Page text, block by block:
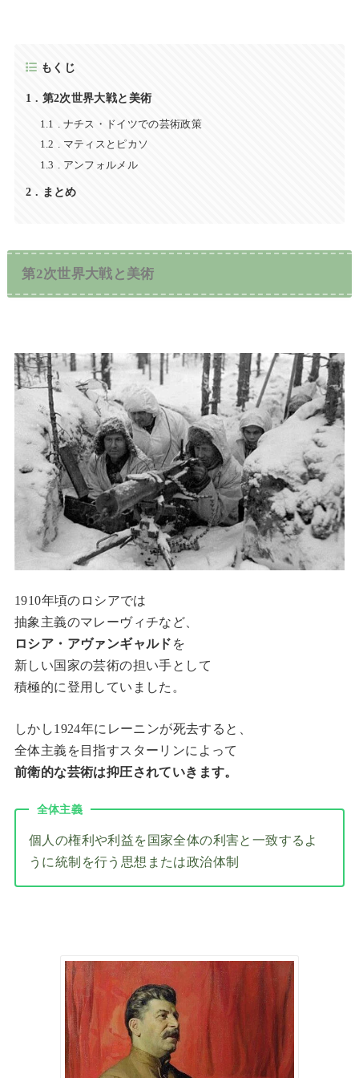
もくじ
1 第2次世界大戦と美術
1.1
ナチス・ドイツでの芸術政策
1.2
マティスとピカソ
1.3
アンフォルメル
2 まとめ
第2次世界大戦と美術
1910年頃のロシアでは
抽象主義のマレーヴィチなど、
ロシア・アヴァンギャルド を
新しい国家の芸術の担い手として
積極的に登用していました。
しかし1924年にレーニンが死去すると、
全体主義を目指すスターリンによって
前衛的な芸術は抑圧されていきます。
全体主義
個人の権利や利益を国家全体の利害と一致するよ
うに統制を行う思想または政治体制